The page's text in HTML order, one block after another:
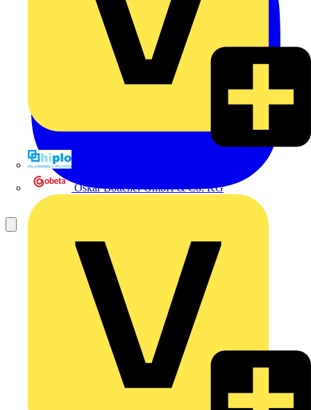
Oskar Böttcher GmbH & Co. KG